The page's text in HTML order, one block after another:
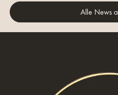
Alle News